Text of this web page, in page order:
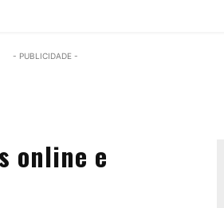
- PUBLICIDADE -
online e